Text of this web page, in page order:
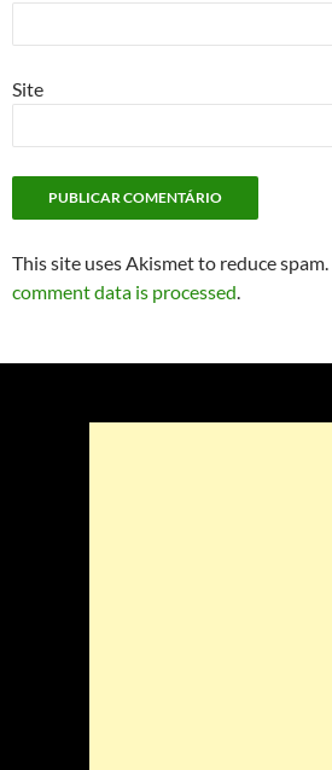
Site
This site uses Akismet to reduce spam.
comment data is processed.